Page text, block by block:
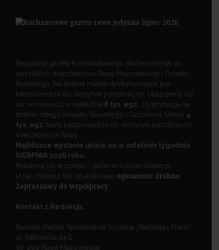
Bezpłatna gazeta KochamRawe.pl dociera niemal do
wszystkich mieszkańców Rawy Mazowieckiej i Powiatu
Rawskiego. Na terenie miasta dystrybuowana jest
bezpośrednio do skrzynek pocztowych. Ukazujemy się
raz w miesiącu w nakładzie 8 tys. egz. Dystrybucja na
terenie całego Powiatu Rawskiego i Głuchowa. Około 4
tys. egz. trafia bezpośrednio do skrzynek pocztowych
mieszkańców Rawy.
Najbliższe wydanie ukaże się w ostatnim tygodniu
SIERPNIA 2026 roku.
Reklamuj się w portalu i gazecie KochamRawe.pl
U nas możesz też opublikować ogłoszenie drobne.
Zapraszamy do współpracy.
Kontakt z Redakcją:
Rawsko-Bialska Spółdzielnia Socjalna „Nadzieja i Praca”
ul. Katowicka 24 E
96-200 Rawa Mazowiecka